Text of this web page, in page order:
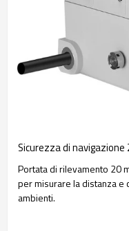
Portata di rilevamento 20
per misurare la distanza
ambienti.